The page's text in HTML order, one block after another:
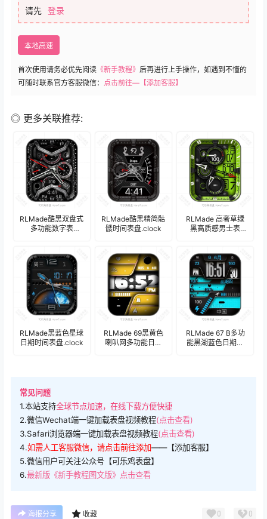
请先 登录
本地高速
首次使用请务必优先阅读 《新手教程》 后再进行上手操作，如遇到不懂的
可随时联系官方客服微信： 点击前往—【添加客服】
◎ 更多关联推荐:
RLMade酷黑双盘式
多功能数字表
RLMade酷黑精简骷
髅时间表盘.clock
RLMade 高奢草绿
黑高质感男士表
RLMade黑蓝色星球
日期时间表盘.clock
RLMade 69黑黄色
喇叭网多功能日期
RLMade 67 B多功
能黑湖蓝色日期时
常见问题
1.本站支持全球节点加速，在线下载方便快捷
2.微信Wechat端一键加载表盘视频教程(点击查看)
3.Safari浏览器端一键加载表盘视频教程(点击查看)
4.如需人工客服微信，请点击前往添加——【添加客服】
5.微信用户可关注公众号【可乐鸡表盘】
6.最新版《新手教程图文版》点击查看
海报分享 收藏 0 0